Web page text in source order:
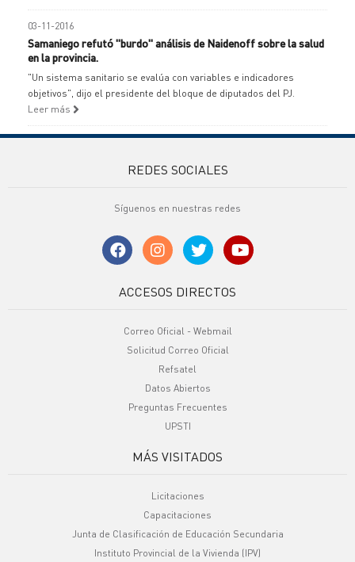
03-11-2016
Samaniego refutó "burdo" análisis de Naidenoff sobre la salud
en la provincia.
"Un sistema sanitario se evalúa con variables e indicadores
objetivos", dijo el presidente del bloque de diputados del PJ.
Leer más
REDES SOCIALES
Síguenos en nuestras redes
ACCESOS DIRECTOS
Correo Oficial - Webmail
Solicitud Correo Oficial
Refsatel
Datos Abiertos
Preguntas Frecuentes
UPSTI
MÁS VISITADOS
Licitaciones
Capacitaciones
Junta de Clasificación de Educación Secundaria
Instituto Provincial de la Vivienda (IPV)